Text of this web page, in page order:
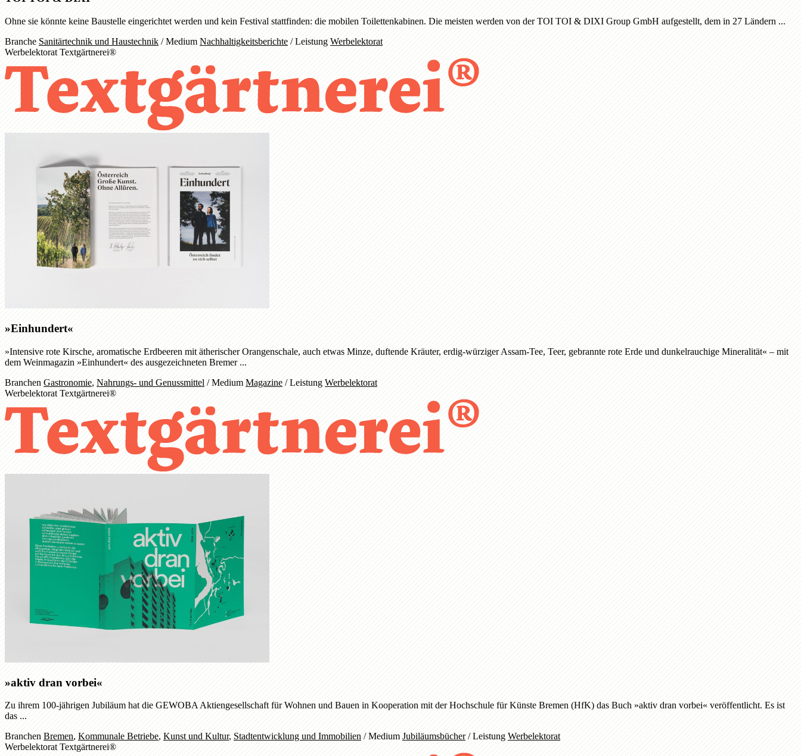
Ohne sie könnte keine Baustelle eingerichtet werden und kein Festival stattfinden: die mobilen Toilettenkabinen. Die meisten werden von der TOI TOI & DIXI Group GmbH aufgestellt, dem in 27 Ländern ...
BrancheSanitärtechnik und Haustechnik/MediumNachhaltigkeitsberichte/LeistungWerbelektorat
Werbelektorat Textgärtnerei®
»Einhundert«
»Intensive rote Kirsche, aromatische Erdbeeren mit ätherischer Orangenschale, auch etwas Minze, duftende Kräuter, erdig-würziger Assam-Tee, Teer, gebrannte rote Erde und dunkelrauchige Mineralität« – mit
dem Weinmagazin »Einhundert« des ausgezeichneten Bremer ...
BranchenGastronomie,Nahrungs- und Genussmittel/MediumMagazine/LeistungWerbelektorat
Werbelektorat Textgärtnerei®
»aktiv dran vorbei«
Zu ihrem 100-jährigen Jubiläum hat die GEWOBA Aktiengesellschaft für Wohnen und Bauen in Kooperation mit der Hochschule für Künste Bremen (HfK) das Buch »aktiv dran vorbei« veröffentlicht. Es ist
das ...
BranchenBremen,Kommunale Betriebe,Kunst und Kultur,Stadtentwicklung und Immobilien/MediumJubiläumsbücher/LeistungWerbelektorat
Werbelektorat Textgärtnerei®